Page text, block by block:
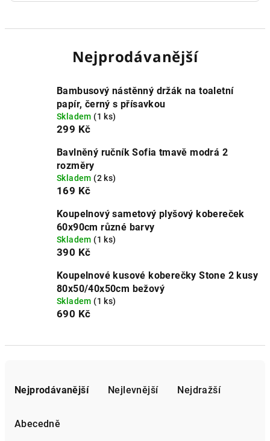
Nejprodávanější
Bambusový nástěnný držák na toaletní
papír, černý s přísavkou
Skladem (1 ks)
299 Kč
Bavlněný ručník Sofia tmavě modrá 2
rozměry
Skladem (2 ks)
169 Kč
Koupelnový sametový plyšový kobereček
60x90cm různé barvy
Skladem (1 ks)
390 Kč
Koupelnové kusové koberečky Stone 2 kusy
80x50/40x50cm bežový
Skladem (1 ks)
690 Kč
Nejprodávanější Nejlevnější Nejdražší
Abecedně